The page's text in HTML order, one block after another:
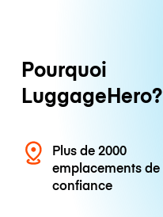
Pourquoi
LuggageHero?
Plus de 2000
emplacements de
confiance